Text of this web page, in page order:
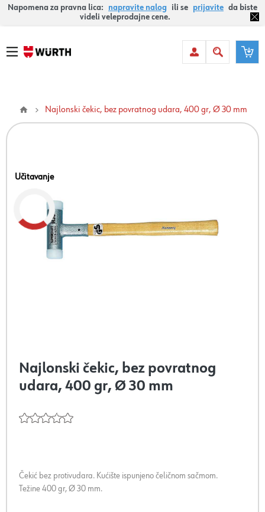
Napomena za pravna lica: napravite nalog ili se prijavite da biste
videli veleprodajne cene.
Najlonski čekic, bez povratnog udara, 400 gr, Ø 30 mm
Učitavanje
Najlonski čekic, bez povratnog
udara, 400 gr, Ø 30 mm
Čekić bez protivudara. Kućište ispunjeno čeličnom sačmom.
Težine 400 gr, Ø 30 mm.